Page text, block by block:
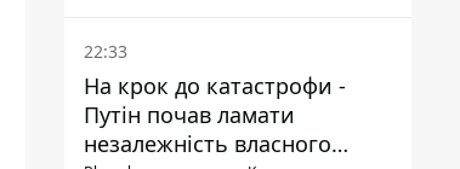
22:33
На крок до катастрофи -
Путін почав ламати
незалежність власного